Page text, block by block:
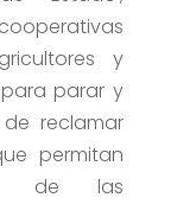
y
parar y
reclamar
permitan
de las